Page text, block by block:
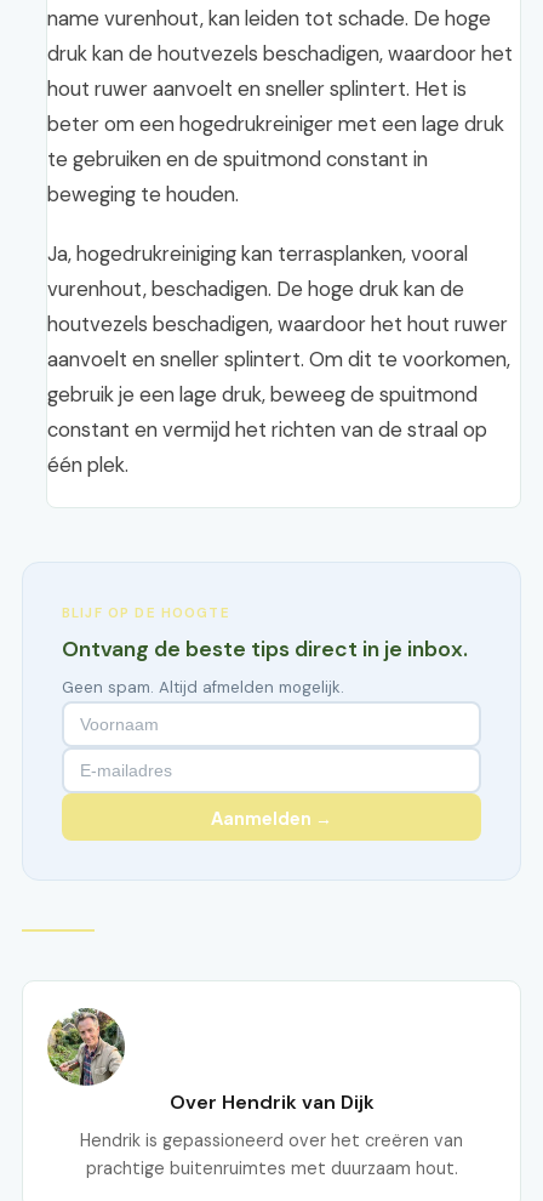
name vurenhout, kan leiden tot schade. De hoge
druk kan de houtvezels beschadigen, waardoor het
hout ruwer aanvoelt en sneller splintert. Het is
beter om een hogedrukreiniger met een lage druk
te gebruiken en de spuitmond constant in
beweging te houden.
Ja, hogedrukreiniging kan terrasplanken, vooral
vurenhout, beschadigen. De hoge druk kan de
houtvezels beschadigen, waardoor het hout ruwer
aanvoelt en sneller splintert. Om dit te voorkomen,
gebruik je een lage druk, beweeg de spuitmond
constant en vermijd het richten van de straal op
één plek.
BLIJF OP DE HOOGTE
Ontvang de beste tips direct in je inbox.
Geen spam. Altijd afmelden mogelijk.
Aanmelden →
Over Hendrik van Dijk
Hendrik is gepassioneerd over het creëren van
prachtige buitenruimtes met duurzaam hout.